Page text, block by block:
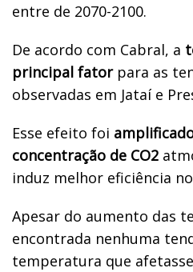
entre de 2070-2100.
De acordo com Cabral, a
principal fatorpara as
observadas em Jataí e
Esse efeito foi
concentração de CO2
induz melhor eficiência
Apesar do aumento das
encontrada nenhuma
temperatura que